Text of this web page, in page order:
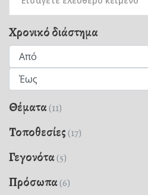
Χρονικό διάστημα
Θέματα(11)
Τοποθεσίες (17)
Γεγονότα(5)
Πρόσωπα(6)